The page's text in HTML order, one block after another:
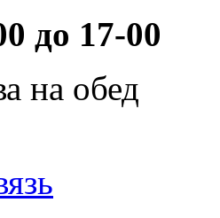
до 17-00
на обед